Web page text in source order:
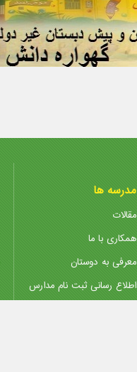
مدرسه ها
مقالات
همکاری با ما
معرفی به دوستان
اطلاع رسانی ثبت نام مدارس